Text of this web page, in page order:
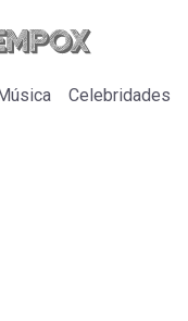
Celebridades